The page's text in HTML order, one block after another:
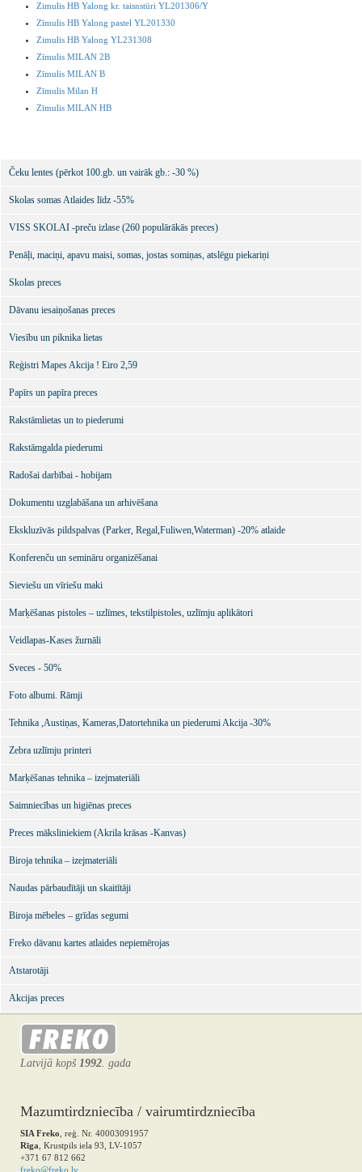
Zimulis HB Yalong kr. taisnstūri YL201306/Y
Zīmulis HB Yalong pastel YL201330
Zimulis HB Yalong YL231308
Zīmulis MILAN 2B
Zīmulis MILAN B
Zīmulis Milan H
Zīmulis MILAN HB
Čeku lentes (pērkot 100.gb. un vairāk gb.: -30 %)
Skolas somas Atlaides līdz -55%
VISS SKOLAI -preču izlase (260 populārākās preces)
Penāļi, maciņi, apavu maisi, somas, jostas somiņas, atslēgu piekariņi
Skolas preces
Dāvanu iesaiņošanas preces
Viesību un piknika lietas
Reģistri Mapes Akcija ! Eiro 2,59
Papīrs un papīra preces
Rakstāmlietas un to piederumi
Rakstāmgalda piederumi
Radošai darbībai - hobijam
Dokumentu uzglabāšana un arhivēšana
Ekskluzīvās pildspalvas (Parker, Regal,Fuliwen,Waterman) -20% atlaide
Konferenču un semināru organizēšanai
Sieviešu un vīriešu maki
Marķēšanas pistoles – uzlīmes, tekstilpistoles, uzlīmju aplikātori
Veidlapas-Kases žurnāli
Sveces - 50%
Foto albumi. Rāmji
Tehnika ,Austiņas, Kameras,Datortehnika un piederumi Akcija -30%
Zebra uzlīmju printeri
Marķēšanas tehnika – izejmateriāli
Saimniecības un higiēnas preces
Preces māksliniekiem (Akrila krāsas -Kanvas)
Biroja tehnika – izejmateriāli
Naudas pārbaudītāji un skaitītāji
Biroja mēbeles – grīdas segumi
Freko dāvanu kartes atlaides nepiemērojas
Atstarotāji
Akcijas preces
Latvijā kopš 1992. gada
Mazumtirdzniecība / vairumtirdzniecība
SIA Freko , reģ. Nr. 40003091957
Rīga , Krustpils iela 93, LV-1057
+371 67 812 662
freko@freko.lv